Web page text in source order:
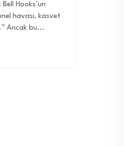
Hooks’un
havası, kasvet
Ancak bu...